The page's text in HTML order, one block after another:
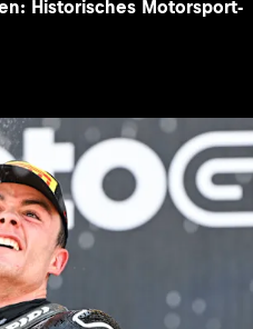
Historisches Motorsport-